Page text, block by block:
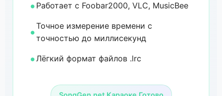
Работает с Foobar2000, VLC, MusicBee
Точное измерение времени с
точностью до миллисекунд
Лёгкий формат файлов .lrc